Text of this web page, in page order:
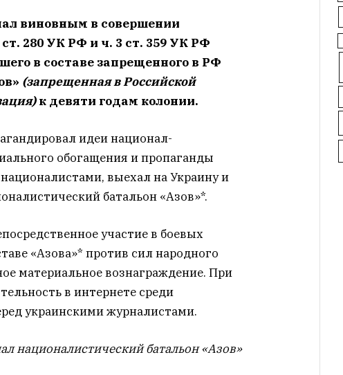
виновным в совершении
280 УК РФ и ч. 3 ст. 359 УК РФ
в составе запрещенного в РФ
(запрещенная в Российской
к девяти годам колонии.
идеи национал-
обогащения и пропаганды
выехал на Украину и
батальон «Азов»*.
участие в боевых
«Азова»* против сил народного
материальное вознаграждение. При
в интернете среди
украинскими журналистами.
националистический батальон «Азов»